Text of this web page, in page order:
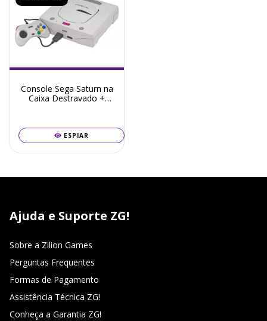
Console Sega Saturn na
Caixa Destravado +
ESPIAR
Ajuda e Suporte ZG!
Sobre a Zilion Games
Perguntas Frequentes
Formas de Pagamento
Assistência Técnica ZG!
Conheça a Garantia ZG!